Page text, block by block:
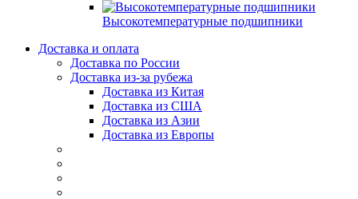
Высокотемпературные подшипники
Доставка и оплата
Доставка по России
Доставка из-за рубежа
Доставка из Китая
Доставка из США
Доставка из Азии
Доставка из Европы